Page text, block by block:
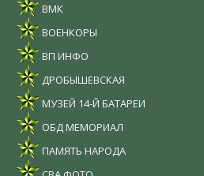
ВМК
ВОЕНКОРЫ
ВП ИНФО
ДРОБЫШЕВСКАЯ
МУЗЕЙ 14-Й БАТАРЕИ
ОБД МЕМОРИАЛ
ПАМЯТЬ НАРОДА